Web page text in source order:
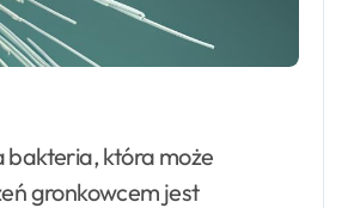
która może
gronkowcem jest